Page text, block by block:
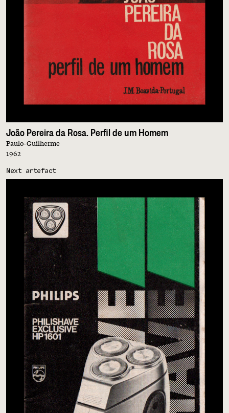
João Pereira da Rosa. Perfil de um Homem
Paulo-Guilherme
1962
Next artefact